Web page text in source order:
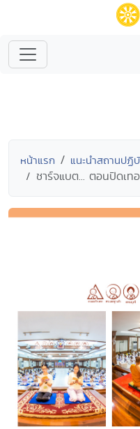
หน้าแรก แนะนำสถานปฏิ
ชาร์จแบต... ตอนปิดเท